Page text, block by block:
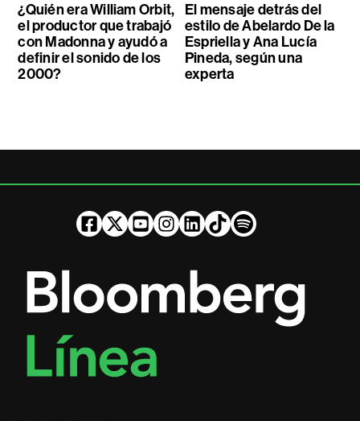
¿Quién era William Orbit,
el productor que trabajó
con Madonna y ayudó a
definir el sonido de los
2000?
El mensaje detrás del
estilo de Abelardo De la
Espriella y Ana Lucía
Pineda, según una
experta